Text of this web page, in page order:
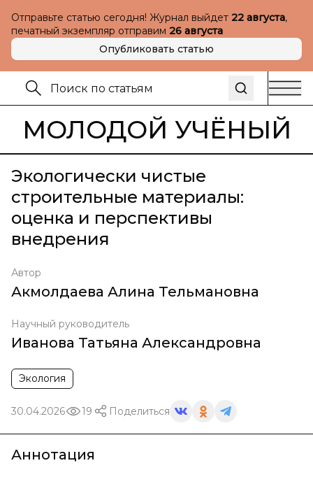
Отправьте статью сегодня! Журнал выйдет 22 августа,
печатный экземпляр отправим 26 августа
Опубликовать статью
МОЛОДОЙ УЧЁНЫЙ
Экологически чистые
строительные материалы:
оценка и перспективы
внедрения
Автор
Акмолдаева Алина Тельмановна
Научный руководитель
Иванова Татьяна Александровна
Экология
30.04.2026 19 Поделиться
Аннотация